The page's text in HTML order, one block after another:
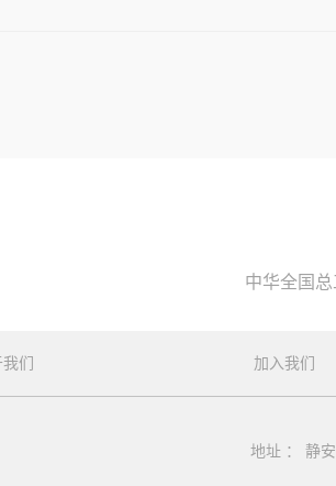
中华全国总
们 加入我们
地址 ： 静